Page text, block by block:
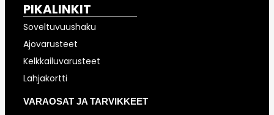
PIKALINKIT
Soveltuvuushaku
Ajovarusteet
Kelkkailuvarusteet
Lahjakortti
VARAOSAT JA TARVIKKEET